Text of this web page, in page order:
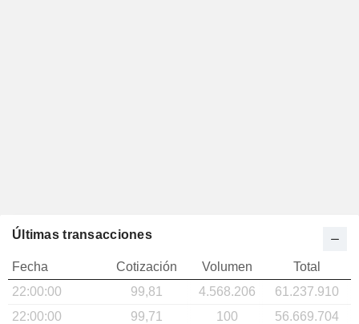
Últimas transacciones
Fecha Cotización Volumen
Total
22:00:00
99,81 4.568.206
61.237.910
22:00:00
99,71 100
56.669.704